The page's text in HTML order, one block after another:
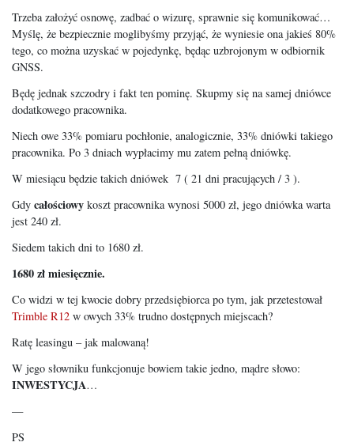
Trzeba założyć osnowę, zadbać o wizurę, sprawnie się komunikować…
Myślę, że bezpiecznie moglibyśmy przyjąć, że wyniesie ona jakieś 80%
tego, co można uzyskać w pojedynkę, będąc uzbrojonym w odbiornik
GNSS.
Będę jednak szczodry i fakt ten pominę. Skupmy się na samej dniówce
dodatkowego pracownika.
Niech owe 33% pomiaru pochłonie, analogicznie, 33% dniówki takiego
pracownika. Po 3 dniach wypłacimy mu zatem pełną dniówkę.
W miesiącu będzie takich dniówek 7 ( 21 dni pracujących / 3 ).
Gdy całościowy koszt pracownika wynosi 5000 zł, jego dniówka warta
jest 240 zł.
Siedem takich dni to 1680 zł.
1680 zł miesięcznie.
Co widzi w tej kwocie dobry przedsiębiorca po tym, jak przetestował
Trimble R12 w owych 33% trudno dostępnych miejscach?
Ratę leasingu – jak malowaną!
W jego słowniku funkcjonuje bowiem takie jedno, mądre słowo:
INWESTYCJA…
—
PS